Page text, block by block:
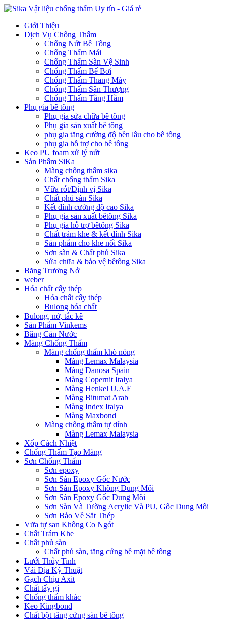
Giới Thiệu
Dịch Vụ Chống Thấm
Chống Nứt Bê Tông
Chống Thấm Mái
Chống Thấm Sàn Vệ Sinh
Chống Thấm Bể Bơi
Chống Thấm Thang Máy
Chống Thấm Sân Thượng
Chống Thấm Tầng Hầm
Phụ gia bê tông
Phụ gia sửa chữa bê tông
Phụ gia sản xuất bê tông
phụ gia tăng cường độ bền lâu cho bê tông
phụ gia hỗ trợ cho bê tông
Keo PU foam xử lý nứt
Sản Phẩm SiKa
Màng chống thấm sika
Chất chống thấm Sika
Vữa rót/Định vị Sika
Chất phủ sàn Sika
Kết dính cường độ cao Sika
Phụ gia sản xuất bêtông Sika
Phụ gia hỗ trợ bêtông Sika
Chất trám khe & kết dính Sika
Sản phẩm cho khe nối Sika
Sơn sàn & Chất phủ Sika
Sửa chữa & bảo vệ bêtông Sika
Băng Trương Nở
weber
Hóa chất cấy thép
Hóa chất cấy thép
Bulong hóa chất
Bulong, nở, tắc kê
Sản Phẩm Vinkems
Băng Cản Nước
Màng Chống Thấm
Màng chống thấm khò nóng
Màng Lemax Malaysia
Màng Danosa Spain
Màng Copernit Italya
Màng Henkel U.A.E
Màng Bitumat Arab
Màng Index Italya
Màng Maxbond
Màng chống thấm tự dính
Màng Lemax Malaysia
Xốp Cách Nhiệt
Chống Thấm Tạo Màng
Sơn Chống Thấm
Sơn epoxy
Sơn Sàn Epoxy Gốc Nước
Sơn Sàn Epoxy Không Dung Môi
Sơn Sàn Epoxy Gốc Dung Môi
Sơn Sàn Và Tường Acrylic Và PU, Gốc Dung Môi
Sơn Bảo Về Sắt Thép
Vữa tự san Không Co Ngót
Chất Trám Khe
Chất phủ sàn
Chất phủ sàn, tăng cứng bề mặt bê tông
Lưới Thủy Tinh
Vải Địa Kỹ Thuật
Gạch Chịu Axit
Chất tẩy gỉ
Chống thấm khác
Keo Kingbond
Chất bột tăng cứng sàn bê tông